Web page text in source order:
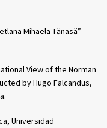
Mihaela Tănasă”
View of the Norman
by Hugo Falcandus,
Universidad